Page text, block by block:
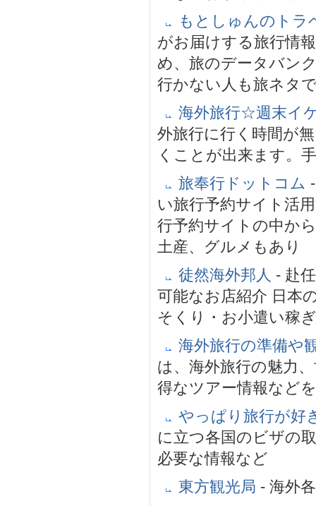
もとしゅんのト
がお届けする旅行情
め、旅のデータバン
行かない人も旅ネタ
海外旅行☆週末イ
外旅行に行く時間が
くことが出来ます。
旅奉行ドットコム
い旅行予約サイト活
行予約サイトの中か
土産、グルメもあり
徒然海外邦人 - 赴
可能なお店紹介 日本
そくり・お小遣い稼
海外旅行の準備や
は、海外旅行の魅力
得なツアー情報など
やっぱり旅行が好
に立つ各国のビザの
必要な情報など
東方観光局 - 海外